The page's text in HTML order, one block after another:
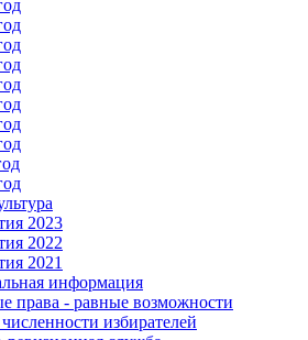
2023
2022
2021
информация
права - равные возможности
избирателей